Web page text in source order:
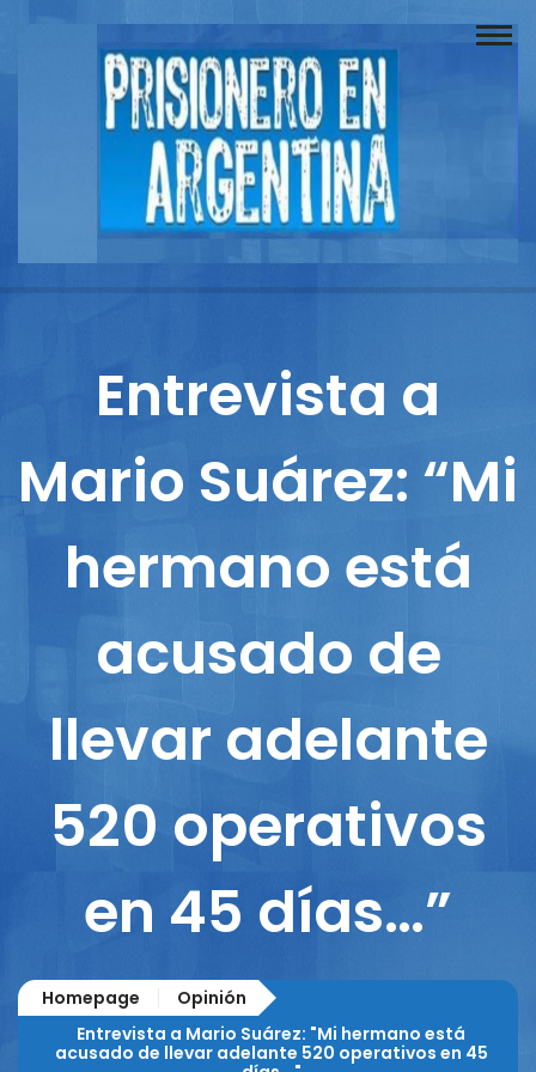
Buscador
Documentos
Reportajes
Columnistas
Entrevista a
Mario Suárez: “Mi
hermano está
acusado de
llevar adelante
520 operativos
en 45 días…”
Homepage
Opinión
Entrevista a Mario Suárez: "Mi hermano está
acusado de llevar adelante 520 operativos en 45